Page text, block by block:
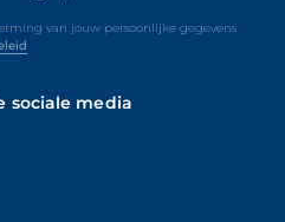
van jouw persoonlijke gegevens
sociale media